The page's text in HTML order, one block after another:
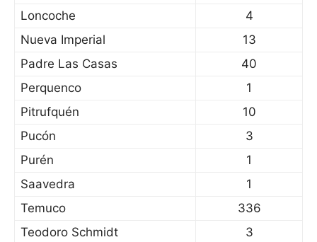
Loncoche
4
Nueva Imperial
13
Padre Las Casas
40
Perquenco
1
Pitrufquén
10
Pucón
3
Purén
1
Saavedra
1
Temuco
336
Teodoro Schmidt
3